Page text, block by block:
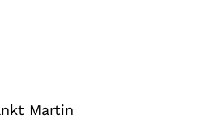
Martin